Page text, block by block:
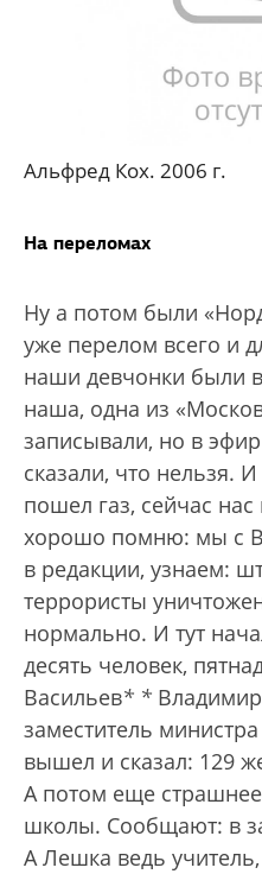
Альфред Кох. 2006 г.
На переломах
Ну а потом были
уже перелом всего и
наши девчонки были
наша, одна из
записывали, но в
сказали, что нельзя.
пошел газ, сейчас
хорошо помню: мы с
в редакции, узнаем:
террористы
нормально. И тут
десять человек,
Васильев* *
заместитель
вышел и сказал: 129
А потом еще
школы. Сообщают: в
А Лешка ведь учитель,